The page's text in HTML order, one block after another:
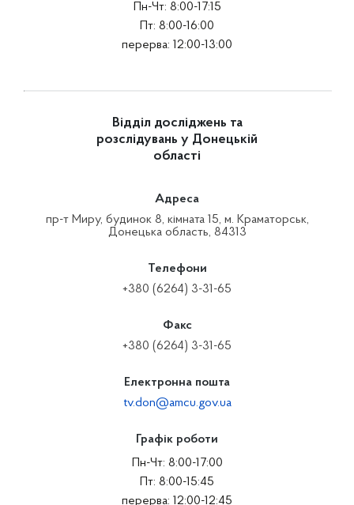
Пн-Чт: 8:00-17:15
Пт: 8:00-16:00
перерва: 12:00-13:00
Відділ досліджень та
розслідувань у Донецькій
області
Адреса
пр-т Миру, будинок 8, кімната 15, м. Краматорськ,
Донецька область, 84313
Телефони
+380 (6264) 3-31-65
Факс
+380 (6264) 3-31-65
Електронна пошта
tv.don@amcu.gov.ua
Графік роботи
Пн-Чт: 8:00-17:00
Пт: 8:00-15:45
перерва: 12:00-12:45